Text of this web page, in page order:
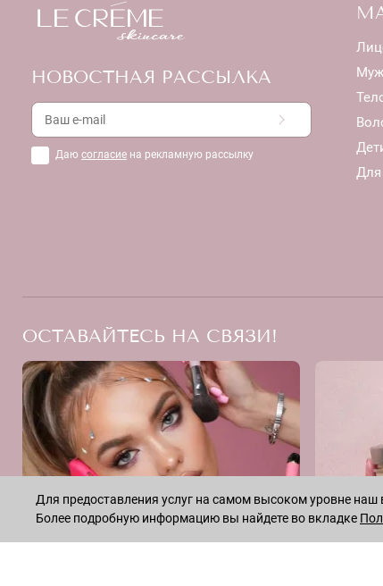
НОВОСТНАЯ РАССЫЛКА
Даю согласие на рекламную рассылку
ОСТАВАЙТЕСЬ НА СВЯЗИ!
Для предоставления услуг на самом высоком уровне
Более подробную информацию вы найдете во вкладке